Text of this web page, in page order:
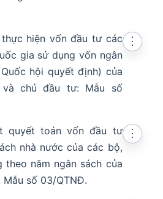
hiện vốn đầu tư các
gia sử dụng vốn ngân
hội quyết định) của
chủ đầu tư: Mẫu số
⋮
quyết toán vốn đầu tư
nhà nước của các bộ,
năm ngân sách của
số 03/QTNĐ.
⋮